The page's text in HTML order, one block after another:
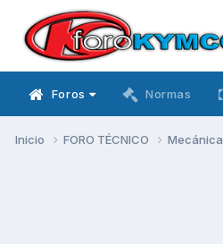
Foros Normas
Inicio FORO TÉCNICO Mecánica